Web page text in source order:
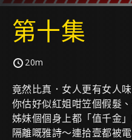
第十集
20m
竟然比真．女人更有女人
你估好似紅姐咁笠個假髮
姊妹個個身上都「值千金
隔離嘅雅詩～連拾壹都被